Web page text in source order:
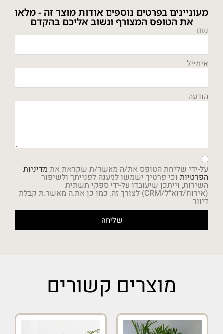
מעוניינים בפרטים נוספים אודות מוצר זה - מלאו
את הטופס המצורף ונשוב אליכם בהקדם
שם
אימייל
הודעה
על-ידי שליחת הטופס את/ה מאשר/ת שקראת את מדיניות
הפרטיות וכי פרטיך ישמשו למענה לפנייתך ולשיפור
השירות, וייתכן שיעובדו על-ידי ספקי תשתית
(אירוח/דוא״ל/CRM) לצורך זה. כמו כן את.ה מאשר.ת קבלת
דיוור
שליחה
מוצרים קשורים